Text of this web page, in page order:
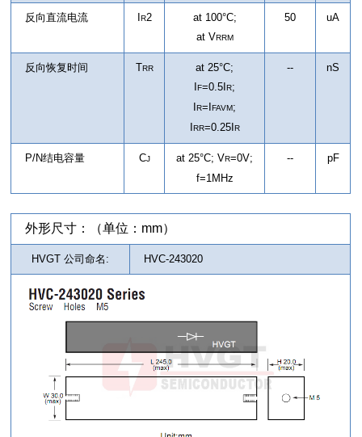
反向直流电流 R2
at 100°C;
at VRRM
50 uA
反向恢复时间 TRR
at 25°C;
IF=0.5IR;
IR=IFAVM;
RR=0.25I R
-- nS
P/N结电容量 CJ at 25°C; VR=0V;
f=1MHz
-- pF
外形尺寸：（单位：mm）
HVGT 公司命名: HVC-243020